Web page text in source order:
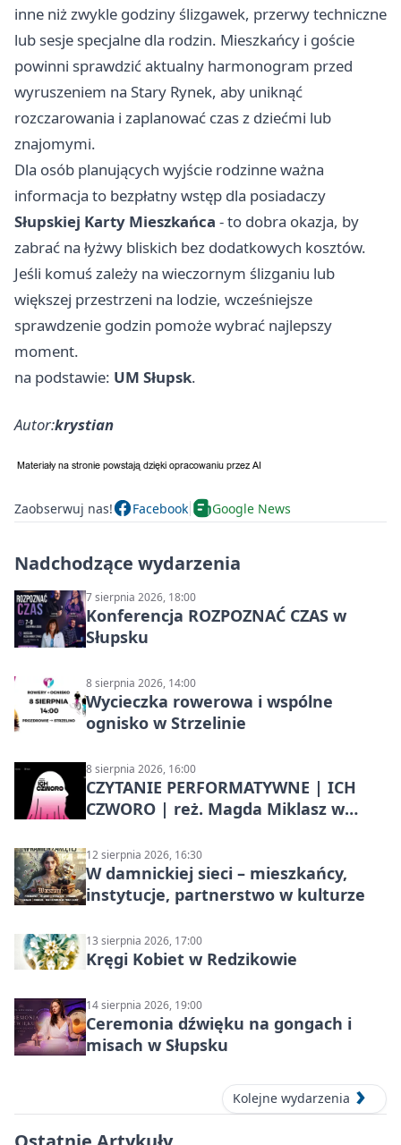
inne niż zwykle godziny ślizgawek, przerwy techniczne
lub sesje specjalne dla rodzin. Mieszkańcy i goście
powinni sprawdzić aktualny harmonogram przed
wyruszeniem na Stary Rynek, aby uniknąć
rozczarowania i zaplanować czas z dziećmi lub
znajomymi.
Dla osób planujących wyjście rodzinne ważna
informacja to bezpłatny wstęp dla posiadaczy
Słupskiej Karty Mieszkańca - to dobra okazja, by
zabrać na łyżwy bliskich bez dodatkowych kosztów.
Jeśli komuś zależy na wieczornym ślizganiu lub
większej przestrzeni na lodzie, wcześniejsze
sprawdzenie godzin pomoże wybrać najlepszy
moment.
na podstawie: UM Słupsk.
Autor:krystian
Zaobserwuj nas! Facebook Google News
Nadchodzące wydarzenia
7 sierpnia 2026, 18:00
Konferencja ROZPOZNAĆ CZAS w
Słupsku
8 sierpnia 2026, 14:00
Wycieczka rowerowa i wspólne
ognisko w Strzelinie
8 sierpnia 2026, 16:00
CZYTANIE PERFORMATYWNE | ICH
CZWORO | reż. Magda Miklasz w
12 sierpnia 2026, 16:30
W damnickiej sieci – mieszkańcy,
instytucje, partnerstwo w kulturze
13 sierpnia 2026, 17:00
Kręgi Kobiet w Redzikowie
14 sierpnia 2026, 19:00
Ceremonia dźwięku na gongach i
misach w Słupsku
Kolejne wydarzenia